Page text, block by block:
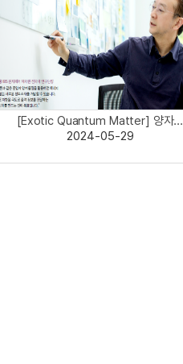
[Exotic Quantum Matter] 양자...
2024-05-29